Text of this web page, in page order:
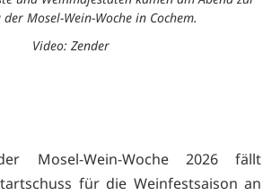
Mosel-Wein-Woche in Cochem.
Video: Zender
Mosel-Wein-Woche 2026 fällt
für die Weinfestsaison an